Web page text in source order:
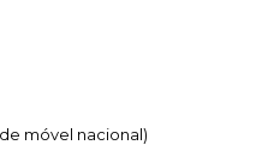
móvel nacional)